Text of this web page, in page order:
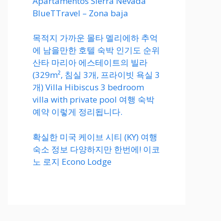
BlueTTravel – Zona baja
목적지 가까운 몰타 멜리에하 추억
에 남을만한 호텔 숙박 인기도 순위
산타 마리아 에스테이트의 빌라
(329m², 침실 3개, 프라이빗 욕실 3
개) Villa Hibiscus 3 bedroom
villa with private pool 여행 숙박
예약 이렇게 정리됩니다.
확실한 미국 케이브 시티 (KY) 여행
숙소 정보 다양하지만 한번에! 이코
노 로지 Econo Lodge